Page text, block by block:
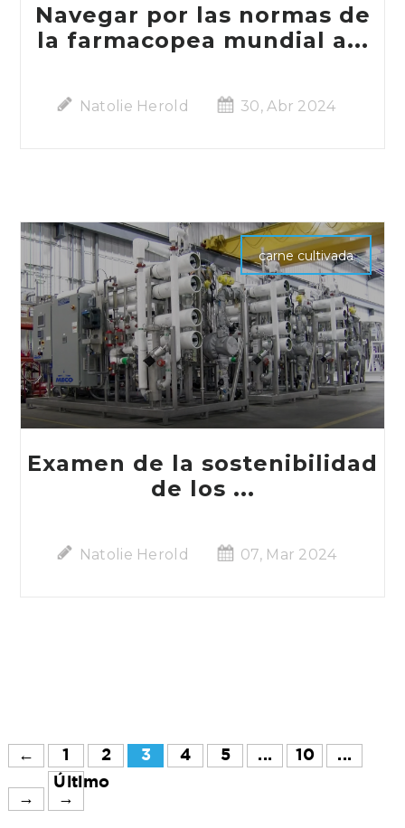
Navegar por las normas de
la farmacopea mundial a...
Natolie Herold 30, Abr 2024
carne cultivada
Examen de la sostenibilidad
de los ...
Natolie Herold 07, Mar 2024
← 1 2 3 4 5 ... 10 ...
→
Último
→